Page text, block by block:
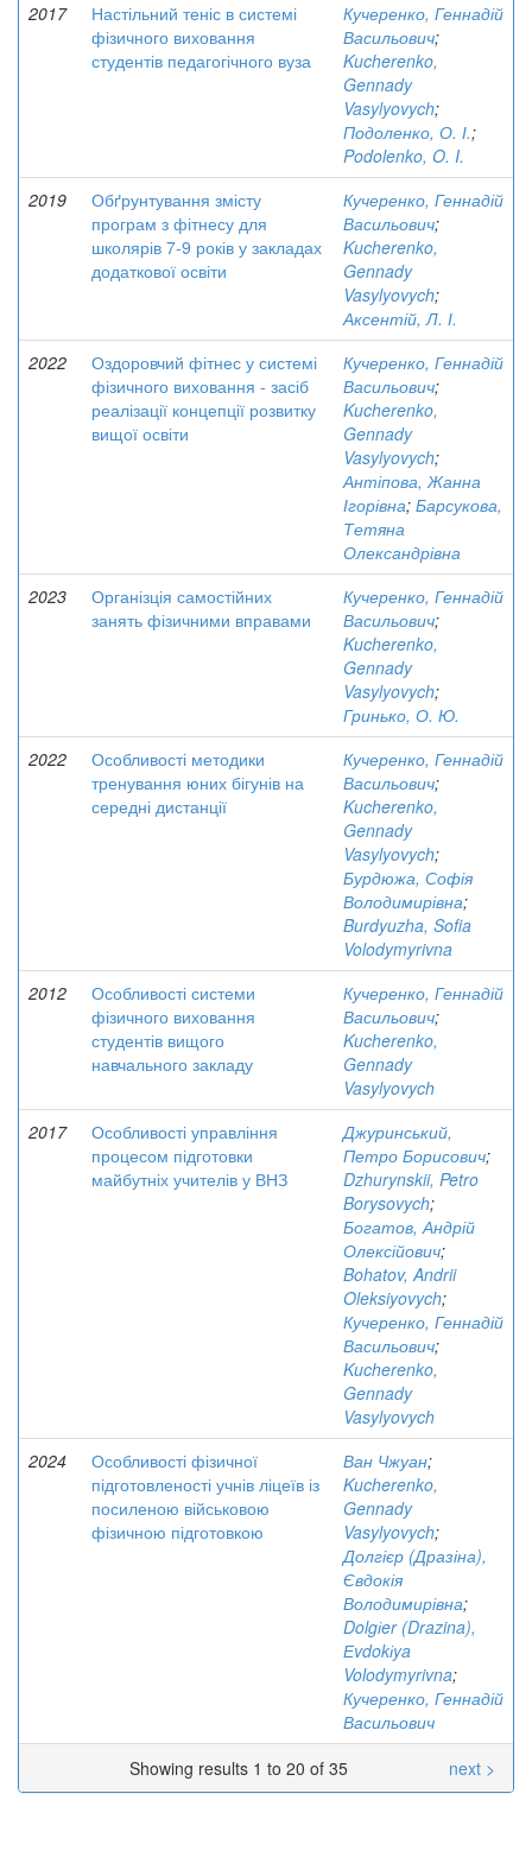
2017
Настільний теніс в системі
фізичного виховання
студентів педагогічного вуза
Кучеренко, Геннадій
Васильович;
Kucherenko,
Gennady
Vasylyovych;
Подоленко, О. І.;
Podolenko, O. I.
2019
Обґрунтування змісту
програм з фітнесу для
школярів 7-9 років у закладах
додаткової освіти
Кучеренко, Геннадій
Васильович;
Kucherenko,
Gennady
Vasylyovych;
Аксентій, Л. І.
2022
Оздоровчий фітнес у системі
фізичного виховання - засіб
реалізації концепції розвитку
вищої освіти
Кучеренко, Геннадій
Васильович;
Kucherenko,
Gennady
Vasylyovych;
Антіпова, Жанна
Ігорівна; Барсукова,
Тетяна
Олександрівна
2023
Організція самостійних
занять фізичними вправами
Кучеренко, Геннадій
Васильович;
Kucherenko,
Gennady
Vasylyovych;
Гринько, О. Ю.
2022
Особливості методики
тренування юних бігунів на
середні дистанції
Кучеренко, Геннадій
Васильович;
Kucherenko,
Gennady
Vasylyovych;
Бурдюжа, Софія
Володимирівна;
Burdyuzha, Sofia
Volodymyrivna
2012
Особливості системи
фізичного виховання
студентів вищого
навчального закладу
Кучеренко, Геннадій
Васильович;
Kucherenko,
Gennady
Vasylyovych
2017
Особливості управління
процесом підготовки
майбутніх учителів у ВНЗ
Джуринський,
Петро Борисович;
Dzhurynskii, Petro
Borysovych;
Богатов, Андрій
Олексійович;
Bohatov, Andrii
Oleksiyovych;
Кучеренко, Геннадій
Васильович;
Kucherenko,
Gennady
Vasylyovych
2024
Особливості фізичної
підготовленості учнів ліцеїв із
посиленою військовою
фізичною підготовкою
Ван Чжуан;
Kucherenko,
Gennady
Vasylyovych;
Долгієр (Дразіна),
Євдокія
Володимирівна;
Dolgіer (Drazina),
Еvdokіya
Volodymyrivna;
Кучеренко, Геннадій
Васильович
Showing results 1 to 20 of 35
next >